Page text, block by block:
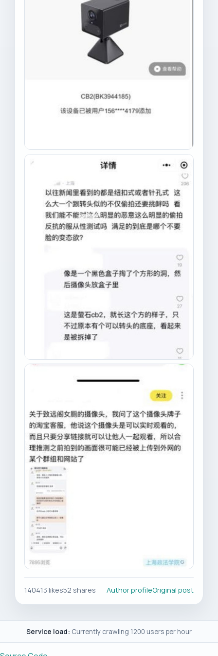
140413 likes52 shares Author profileOriginal post
Service load: Currently crawling 1200 users per hour